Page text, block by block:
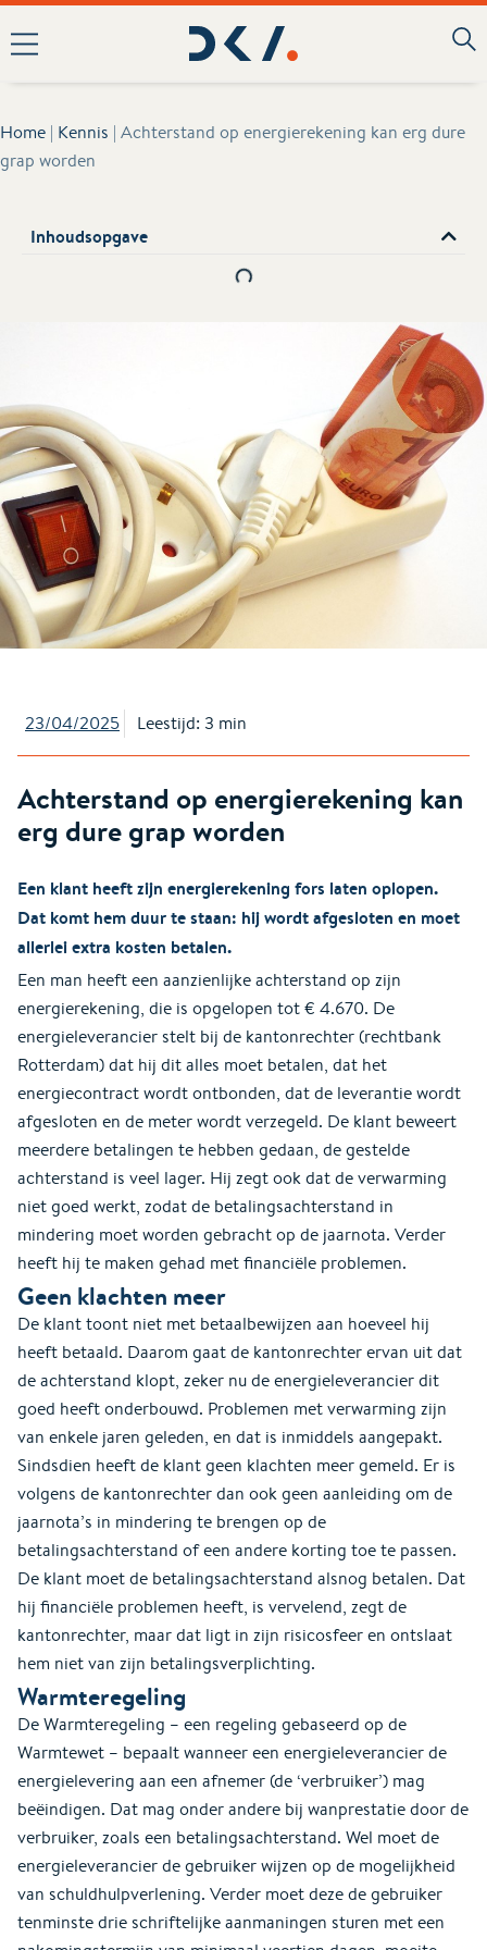
Home | Kennis | Achterstand op energierekening kan erg dure
grap worden
Inhoudsopgave
23/04/2025 Leestijd: 3 min
Achterstand op energierekening kan
erg dure grap worden
Een klant heeft zijn energierekening fors laten oplopen.
Dat komt hem duur te staan: hij wordt afgesloten en moet
allerlei extra kosten betalen.
Een man heeft een aanzienlijke achterstand op zijn
energierekening, die is opgelopen tot € 4.670. De
energieleverancier stelt bij de kantonrechter (rechtbank
Rotterdam) dat hij dit alles moet betalen, dat het
energiecontract wordt ontbonden, dat de leverantie wordt
afgesloten en de meter wordt verzegeld. De klant beweert
meerdere betalingen te hebben gedaan, de gestelde
achterstand is veel lager. Hij zegt ook dat de verwarming
niet goed werkt, zodat de betalingsachterstand in
mindering moet worden gebracht op de jaarnota. Verder
heeft hij te maken gehad met financiële problemen.
Geen klachten meer
De klant toont niet met betaalbewijzen aan hoeveel hij
heeft betaald. Daarom gaat de kantonrechter ervan uit dat
de achterstand klopt, zeker nu de energieleverancier dit
goed heeft onderbouwd. Problemen met verwarming zijn
van enkele jaren geleden, en dat is inmiddels aangepakt.
Sindsdien heeft de klant geen klachten meer gemeld. Er is
volgens de kantonrechter dan ook geen aanleiding om de
jaarnota’s in mindering te brengen op de
betalingsachterstand of een andere korting toe te passen.
De klant moet de betalingsachterstand alsnog betalen. Dat
hij financiële problemen heeft, is vervelend, zegt de
kantonrechter, maar dat ligt in zijn risicosfeer en ontslaat
hem niet van zijn betalingsverplichting.
Warmteregeling
De Warmteregeling – een regeling gebaseerd op de
Warmtewet – bepaalt wanneer een energieleverancier de
energielevering aan een afnemer (de ‘verbruiker’) mag
beëindigen. Dat mag onder andere bij wanprestatie door de
verbruiker, zoals een betalingsachterstand. Wel moet de
energieleverancier de gebruiker wijzen op de mogelijkheid
van schuldhulpverlening. Verder moet deze de gebruiker
tenminste drie schriftelijke aanmaningen sturen met een